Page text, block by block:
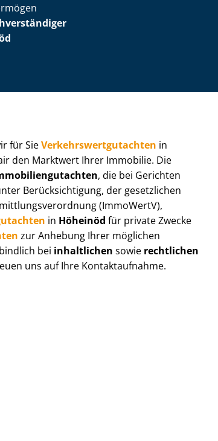
für SieVer­kehrs­wert­gut­ach­ten in
den Marktwert Ihrer Immobilie. Die
, die bei Gerichten
Be­rück­sich­ti­gung, der gesetzlichen
(ImmoWertV),
in Höheinöd für private Zwecke
zur Anhebung Ihrer möglichen
bei inhaltlichen sowie rechtlichen
uns auf Ihre Kontaktaufnahme.